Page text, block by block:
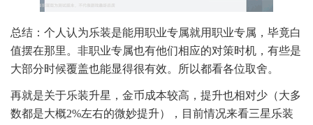
总结：个人认为乐装是能用职业专属就用职业专属，毕竟白
值摆在那里。非职业专属也有他们相应的对策时机，有些是
大部分时候覆盖也能显得很有效。所以都看各位取舍。
再就是关于乐装升星，金币成本较高，提升也相对少（大多
数都是大概2%左右的微妙提升），目前情况来看三星乐装